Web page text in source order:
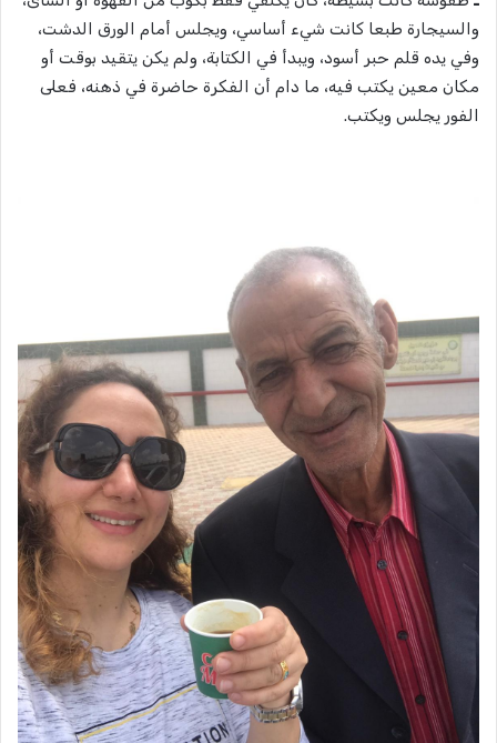
والسيجارة طبعا كانت شيء أساسي، ويجلس أمام الورق الدشت،
وفي يده قلم حبر أسود، ويبدأ في الكتابة، ولم يكن يتقيد بوقت أو
مكان معين يكتب فيه، ما دام أن الفكرة حاضرة في ذهنه، فعلى
الفور يجلس ويكتب.